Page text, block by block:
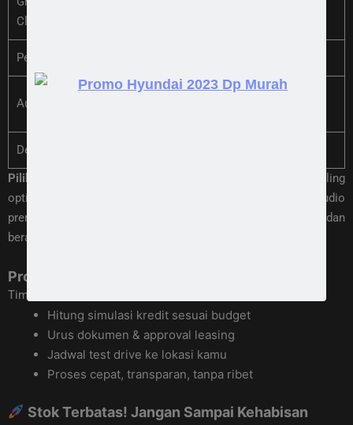
Clearance
Pelek
Audio
Bose Premium 8
Desain
Pilih Prime
kalau kamu cari MPV mewah dengan harga paling
optimal.
kalau butuh kesan crossover, audio
premium, dan ground clearance lebih tinggi buat medan
beragam.
Proses Cepat, Dibantu Sampai Tuntas
Tim sales kami siap bantu:
Hitung simulasi kredit sesuai budget
Urus dokumen & approval leasing
Jadwal test drive ke lokasi kamu
Proses cepat, transparan, tanpa ribet
Stok Terbatas! Jangan Sampai Kehabisan